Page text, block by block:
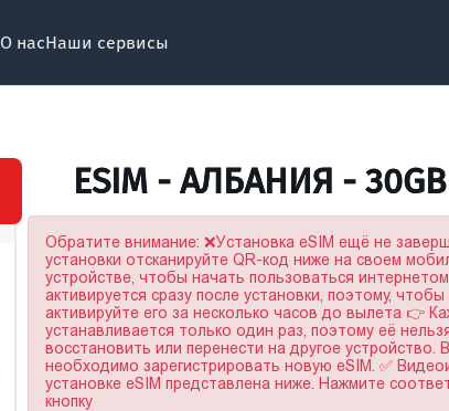
О насНаши сервисы
ESIM - АЛБАНИЯ -
Обратите внимание: ❌Установка eSIM ещё не
установки отсканируйте QR-код ниже на своем
устройстве, чтобы начать пользоваться
активируется сразу после установки, поэтому, чтобы
активируйте его за несколько часов до вылета 👉
устанавливается только один раз, поэтому её
восстановить или перенести на другое устройство.
необходимо зарегистрировать новую eSIM. ✅
установке eSIM представлена ниже. Нажмите
кнопку